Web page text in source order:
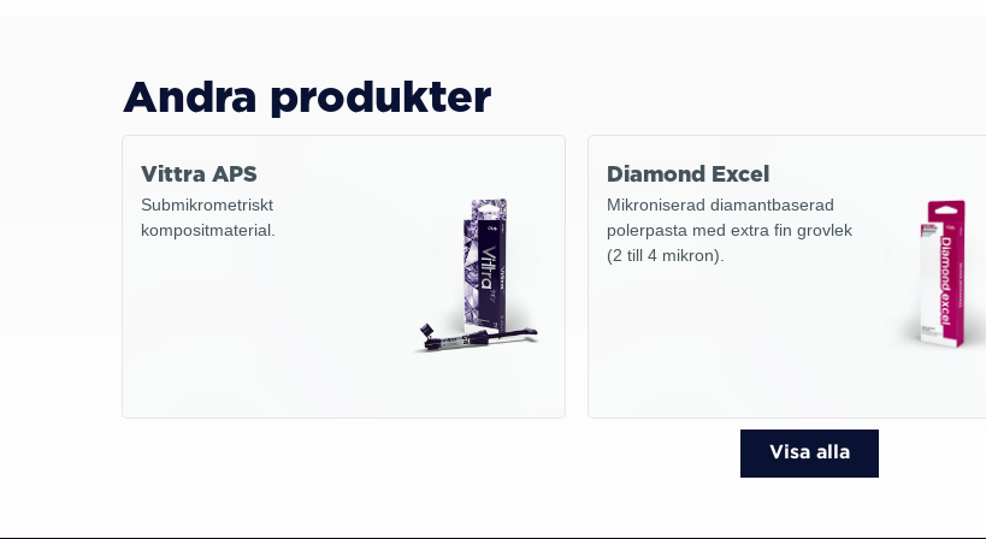
Andra produkter
Vittra APS
Submikrometriskt
kompositmaterial.
Diamond Excel
Mikroniserad diamantbaserad
polerpasta med extra fin grovlek
(2 till 4 mikron).
Visa alla